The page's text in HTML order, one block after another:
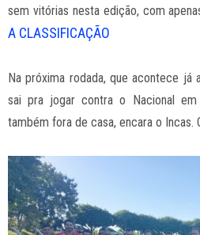
sem vitórias nesta edição, com
A CLASSIFICAÇÃO
Na próxima rodada, que acontece já
sai pra jogar contra o Nacional em
também fora de casa, encara o Incas.